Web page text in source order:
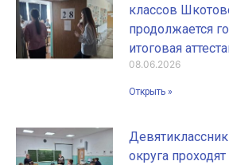
классов
продолжается
итоговая
08.06.2026
Открыть »
округа